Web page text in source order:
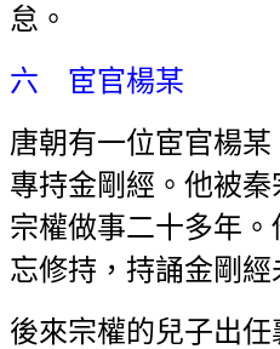
怠。
六 宦官楊某
唐朝有一位宦官楊某
專持金剛經。他被
宗權做事二十多年
忘修持，持誦金剛經
後來宗權的兒子出